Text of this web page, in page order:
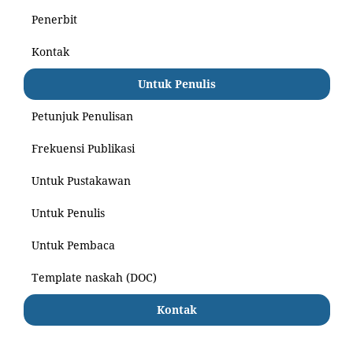
Penerbit
Kontak
Untuk Penulis
Petunjuk Penulisan
Frekuensi Publikasi
Untuk Pustakawan
Untuk Penulis
Untuk Pembaca
Template naskah (DOC)
Kontak